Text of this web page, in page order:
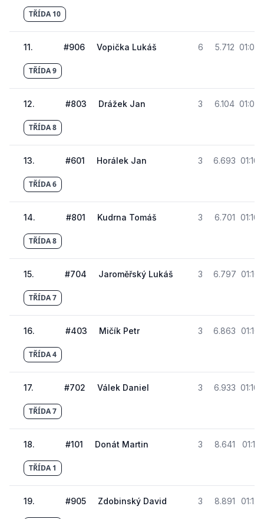
TŘÍDA 10
11. #906 Vopička Lukáš 6 5.712
TŘÍDA 9
12. #803 Drážek Jan 3 6.104
TŘÍDA 8
13. #601 Horálek Jan 3 6.693
TŘÍDA 6
14. #801 Kudrna Tomáš 3 6.701
TŘÍDA 8
15. #704 Jaroměřský Lukáš 3 6.797
TŘÍDA 7
16. #403 Mičík Petr 3 6.863
TŘÍDA 4
17. #702 Válek Daniel 3 6.933
TŘÍDA 7
18. #101 Donát Martin 3 8.641
TŘÍDA 1
19. #905 Zdobinský David 3 8.891